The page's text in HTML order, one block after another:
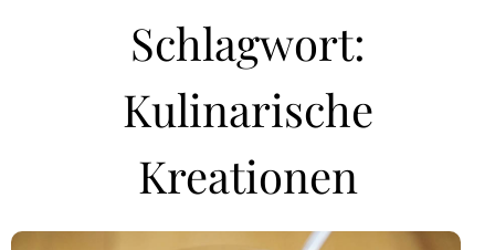
Schlagwort:
Kulinarische
Kreationen